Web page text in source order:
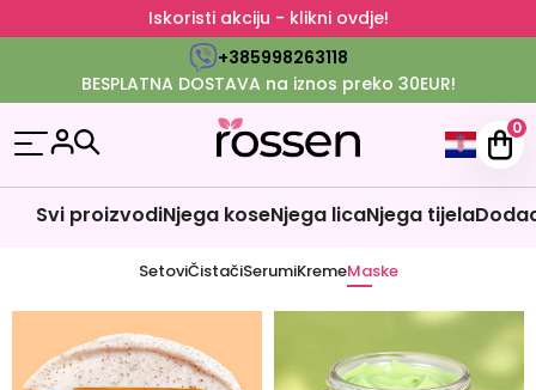
Iskoristi akciju - klikni ovdje!
+385998263118
BESPLATNA DOSTAVA na iznos preko 30EUR!
0
Svi proizvodiNjega koseNjega licaNjega tijela
SetoviČistačiSerumiKremeMaske